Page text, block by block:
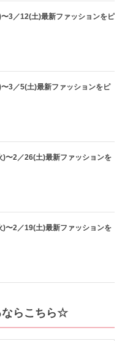
〜3／12(土)最新ファッションをピ
〜3／5(土)最新ファッションをピ
)〜2／26(土)最新ファッションを
)〜2／19(土)最新ファッションを
ならこちら☆